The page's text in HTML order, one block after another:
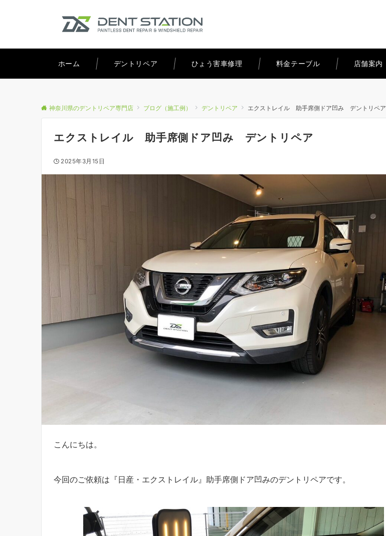
ホーム デントリペア ひょう害車修理 料金テーブル 店舗案内
神奈川県のデントリペア専門店 ブログ（施工例） デントリペア エクストレイル 助手席側ドア凹み デントリペア
エクストレイル 助手席側ドア凹み デントリペア
2025年3月15日
こんにちは。
今回のご依頼は『日産・エクストレイル』助手席側ドア凹みのデントリペアです。